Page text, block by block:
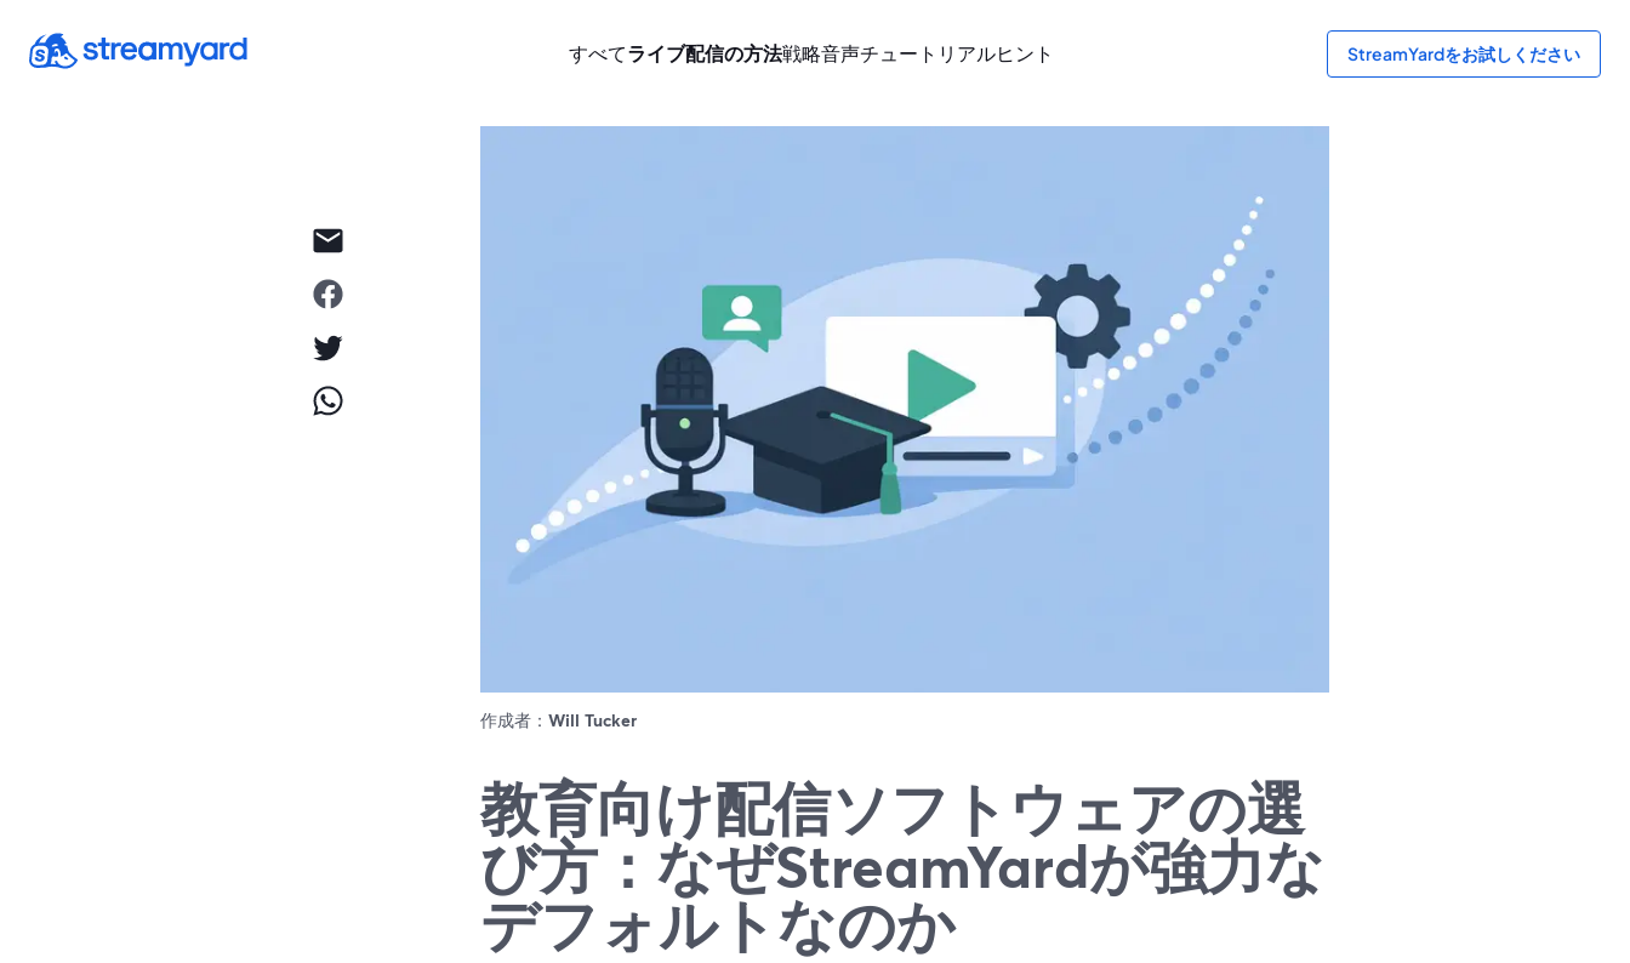
すべてライブ配信の方法戦略音声チュートリアルヒント StreamYardをお試しください
作成者： Will Tucker
教育向け配信ソフトウェアの選
び方：なぜStreamYardが強力な
デフォルトなのか